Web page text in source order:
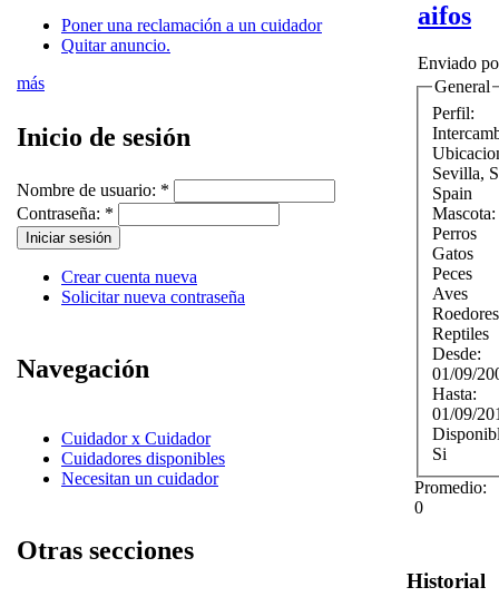
Poner una reclamación a un cuidador
Quitar anuncio.
más
Inicio de sesión
Nombre de usuario: *
Contraseña: *
Crear cuenta nueva
Solicitar nueva contraseña
Navegación
Cuidador x Cuidador
Cuidadores disponibles
Necesitan un cuidador
Otras secciones
aifos
Enviado
General
Perfil:
Sevilla,
Spain
Mascota:
Perros
Gatos
Peces
Aves
Roedores
Reptiles
Desde:
01/09/
Hasta:
01/09/
Si
Promedio:
0
Historial